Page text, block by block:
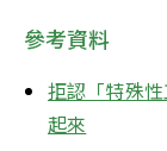
參考資料
拒認「特殊
起來